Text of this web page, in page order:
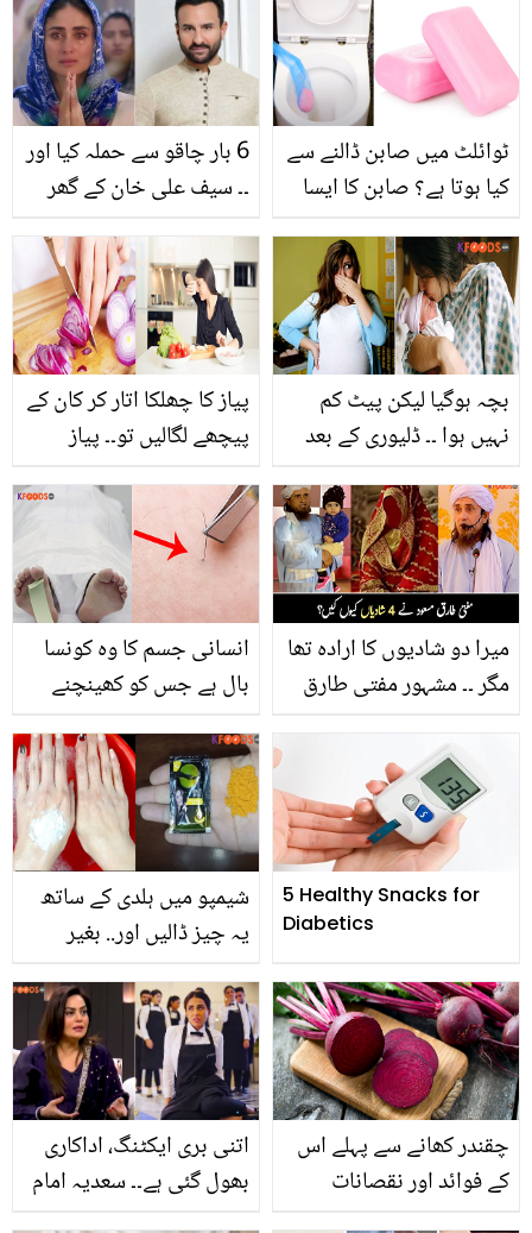
6 بار چاقو سے حملہ کیا اور
۔۔ سیف علی خان کے گھر
کیسی ہے؟
ٹوائلٹ میں صابن ڈالنے سے
کیا ہوتا ہے؟ صابن کا ایسا
لوگ جانتے ہیں
پیاز کا چھلکا اتار کر کان کے
پیچھے لگالیں تو۔۔ پیاز
سے نجات کے لئے یہ ٹوٹکے
آزمائیے
بچہ ہوگیا لیکن پیٹ کم
نہیں ہوا ۔۔ ڈلیوری کے بعد
خواتین ان 5 طریقوں سے
خود کو سمارٹ بھی بنائیں
اور وزن بھی کم کریں
انسانی جسم کا وہ کونسا
بال ہے جس کو کھینچنے
معلومات جو آپ کے لیے
جاننا آج ہی ضروری ہے
ورنہ نقصان اٹھانا پڑسکتا
ہے
میرا دو شادیوں کا ارادہ تھا
مگر ۔۔ مشہور مفتی طارق
شادیوں پر مجبور کیا؟
جانیے
شیمپو میں ہلدی کے ساتھ
یہ چیز ڈالیں اور.. بغیر
مینی کیور اور فیشل والی
چمک کیسے حاصل کریں؟
دیکھیں
5 Healthy Snacks for
Diabetics
اتنی بری ایکٹنگ، اداکاری
بھول گئی ہے۔۔ سعدیہ امام
چقندر کھانے سے پہلے اس
کے فوائد اور نقصانات